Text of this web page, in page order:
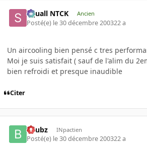
Squall NTCK Ancien
Posté(e) le 30 décembre 200322 a
Un aircooling bien pensé c tres
Moi je suis satisfait ( sauf de l'alim du
bien refroidi et presque inaudible
Citer
beubz INpactien
Posté(e) le 30 décembre 200322 a